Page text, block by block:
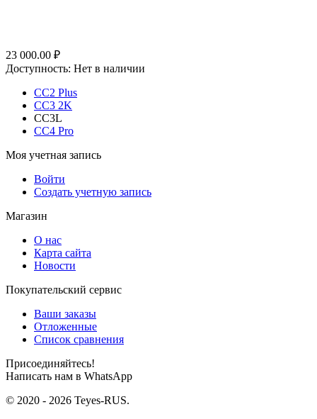
23 000.00 ₽
Доступность: Нет в наличии
CC2 Plus
CC3 2K
CC3L
CC4 Pro
Моя учетная запись
Войти
Создать учетную запись
Магазин
О нас
Карта сайта
Новости
Покупательский сервис
Ваши заказы
Отложенные
Список сравнения
Присоединяйтесь!
Написать нам в WhatsApp
© 2020 - 2026 Teyes-RUS.